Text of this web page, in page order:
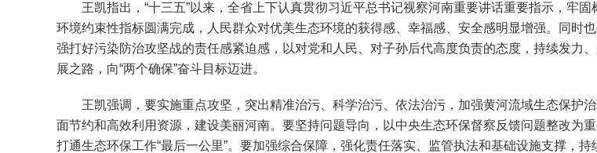
王凯指出，“十三五”以来，全省上下认真贯彻习近平总书记视察河南重要讲话重要指示，牢固
环境约束性指标圆满完成，人民群众对优美生态环境的获得感、幸福感、安全感明显增强。同时
强打好污染防治攻坚战的责任感紧迫感，以对党和人民、对子孙后代高度负责的态度，持续发力
展之路，向“两个确保”奋斗目标迈进。
王凯强调，要实施重点攻坚，突出精准治污、科学治污、依法治污，加强黄河流域生态保护
面节约和高效利用资源，建设美丽河南。要坚持问题导向，以中央生态环保督察反馈问题整改为
打通生态环保工作“最后一公里”。要加强综合保障，强化责任落实、监管执法和基础设施支撑，持